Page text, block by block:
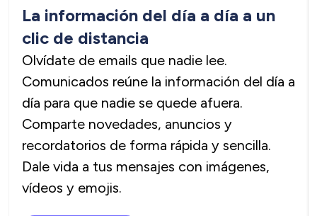
La información del día a día a un
clic de distancia
Olvídate de emails que nadie lee.
Comunicados reúne la información del día a
día para que nadie se quede afuera.
Comparte novedades, anuncios y
recordatorios de forma rápida y sencilla.
Dale vida a tus mensajes con imágenes,
vídeos y emojis.